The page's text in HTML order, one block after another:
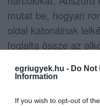
egriugyek.hu - Do Not
Information
If you wish to opt-out of
mutat be, hogyan
oldal katonáinak
foglalta össze az
Egerben látható
01.30., csütörtök